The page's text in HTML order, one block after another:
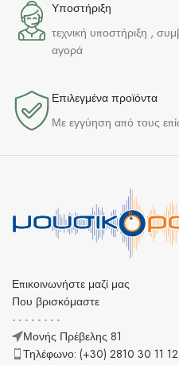
Υποστήριξη
τεχνική υποστήριξη ,
αγορά
Επιλεγμένα προϊόντα​
Με εγγύηση από τους
Επικοινωνήστε μαζί μας
Που βρισκόμαστε
- - - - - - - -
Μονής Πρέβελης 81
Τηλέφωνο: (+30) 2810 30 11 12